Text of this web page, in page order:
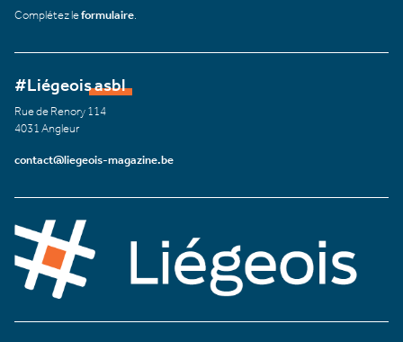
Complétez leformulaire
#Liégeois asbl
Rue de Renory 114
4031 Angleur
contact@liegeois-magazine.be